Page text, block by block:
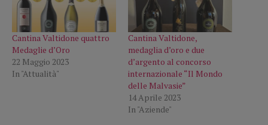
Cantina Valtidone quattro
Medaglie d’Oro
22 Maggio 2023
In "Attualità"
Cantina Valtidone,
medaglia d’oro e due
d’argento al concorso
internazionale “Il Mondo
delle Malvasie”
14 Aprile 2023
In "Aziende"